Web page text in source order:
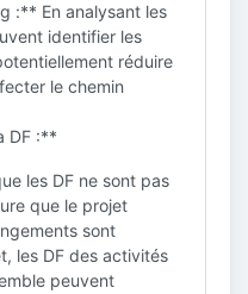
:** En analysant les
identifier les
réduire
le chemin
DF :**
les DF ne sont pas
que le projet
sont
les DF des activités
peuvent